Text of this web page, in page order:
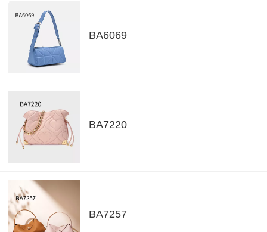
BA6069
BA7220
BA7257